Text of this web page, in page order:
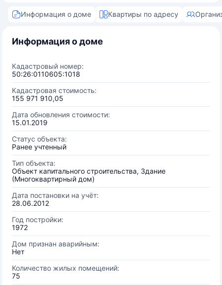
Информация о доме Квартиры по адресу
Информация о доме
Кадастровый номер:
50:26:0110605:1018
Кадастровая стоимость:
155 971 910,05
Дата обновления стоимости:
15.01.2019
Статус объекта:
Ранее учтенный
Тип объекта:
Объект капитального строительства, Здание
(Многоквартирный дом)
Дата постановки на учёт:
28.06.2012
Год постройки:
1972
Дом признан аварийным:
Нет
Количество жилых помещений:
75